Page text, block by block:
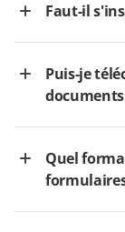
Faut-il
Puis-je
Quel